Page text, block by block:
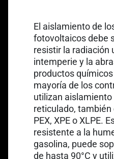
Link opens in a
El aislamiento de
fotovoltaicos debe
resistir la radiación
intemperie y la
productos
mayoría de los
utilizan
reticulado,
PEX, XPE oLink
XLPE.
resistente a la
gasolina, puede
de hasta 90°C y